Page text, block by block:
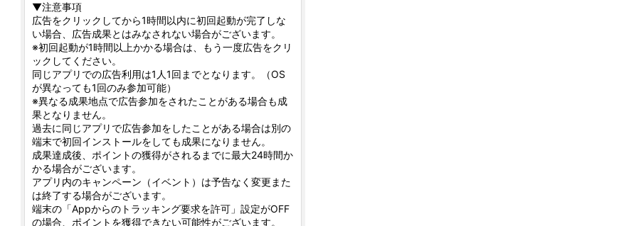
▼注意事項
広告をクリックしてから1時間以内に初回起動が完了しな
い場合、広告成果とはみなされない場合がございます。
※初回起動が1時間以上かかる場合は、もう一度広告をクリ
ックしてください。
同じアプリでの広告利用は1人1回までとなります。（OS
が異なっても1回のみ参加可能）
※異なる成果地点で広告参加をされたことがある場合も成
果となりません。
過去に同じアプリで広告参加をしたことがある場合は別の
端末で初回インストールをしても成果になりません。
成果達成後、ポイントの獲得がされるまでに最大24時間か
かる場合がございます。
アプリ内のキャンペーン（イベント）は予告なく変更また
は終了する場合がございます。
端末の「Appからのトラッキング要求を許可」設定がOFF
の場合、ポイントを獲得できない可能性がございます。